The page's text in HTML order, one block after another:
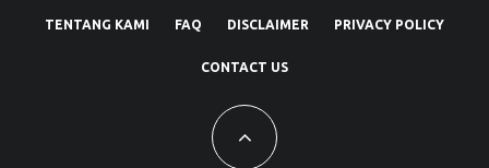
TENTANG KAMI FAQ DISCLAIMER PRIVACY POLICY
CONTACT US